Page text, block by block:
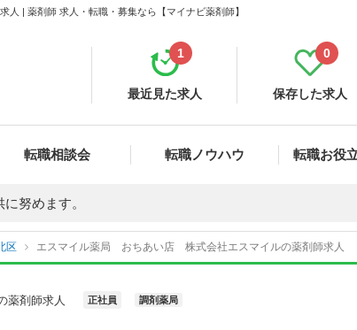
| 薬剤師 求人・転職・募集なら【マイナビ薬剤師】
最近見た求人
1
保存した求人
0
転職相談会 転職ノウハウ 転職お役
努めます。
区 エスマイル薬局 おちあい店 株式会社エスマイルの薬剤師求人
薬剤師求人 正社員 調剤薬局